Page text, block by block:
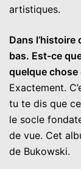
artistiques.
Dans l’histoire
bas. Est-ce
quelque chose
Exactement.
tu te dis que
le socle
de vue. Cet
de Bukowski.